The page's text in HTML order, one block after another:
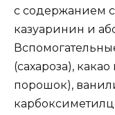
с содержанием
казуаринин и
(сахароза),
порошок),